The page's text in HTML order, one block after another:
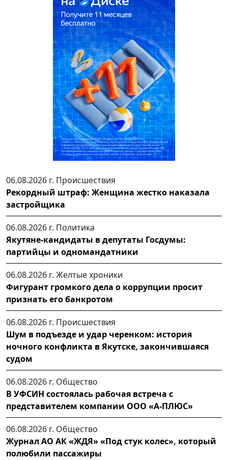
06.08.2026 г. Происшествия
Рекордный штраф: Женщина жестко наказала
застройщика
06.08.2026 г. Политика
Якутяне-кандидаты в депутаты Госдумы:
партийцы и одномандатники
06.08.2026 г. Желтые хроники
Фигурант громкого дела о коррупции просит
признать его банкротом
06.08.2026 г. Происшествия
Шум в подъезде и удар черенком: история
ночного конфликта в Якутске, закончившаяся
судом
06.08.2026 г. Общество
В УФСИН состоялась рабочая встреча с
представителем компании ООО «А-ПЛЮС»
06.08.2026 г. Общество
Журнал АО АК «ЖДЯ» «Под стук колес», который
полюбили пассажиры